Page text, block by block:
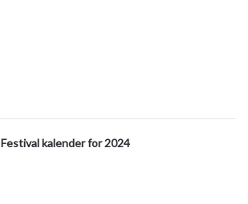
Festival kalender for 2024